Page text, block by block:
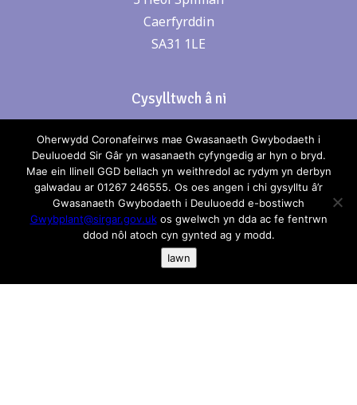
Caerfyrddin
SA31 1LE
Cysylltwch â ni
Rhif Ffon: 01267 246555
e-bost:gwybplant@sirgar.gov.uk
Os oes unrhyw beth yn anghywir neu allan o ddyddiad
Oherwydd Coronafeirws mae Gwasanaeth Gwybodaeth i
Deuluoedd Sir Gâr yn wasanaeth cyfyngedig ar hyn o bryd.
Mae ein llinell GGD bellach yn weithredol ac rydym yn derbyn
galwadau ar 01267 246555. Os oes angen i chi gysylltu â’r
Gwasanaeth Gwybodaeth i Deuluoedd e-bostiwch
Gwybplant@sirgar.gov.ukos gwelwch yn dda ac fe fentrwn
ddod nôl atoch cyn gynted ag y modd.
Iawn